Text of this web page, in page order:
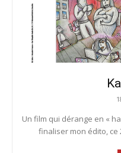
Un film qui dérange en «
finaliser mon édito, ce